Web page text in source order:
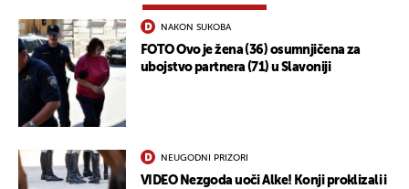
NAKON SUKOBA
FOTO Ovo je žena (36) osumnjičena za
ubojstvo partnera (71) u Slavoniji
NEUGODNI PRIZORI
VIDEO Nezgoda uoči Alke! Konji proklizali i